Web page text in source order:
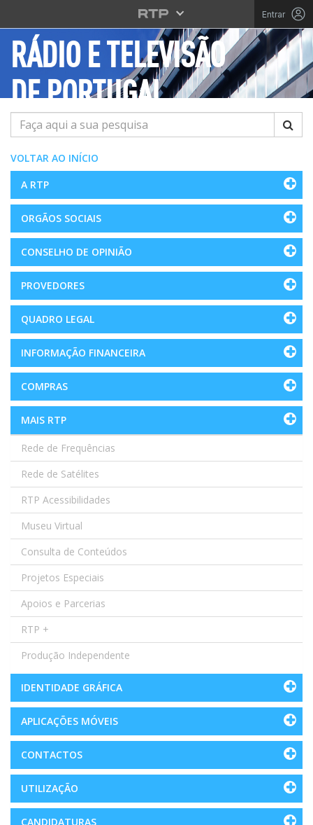
Saltar para o conteúdo principal
Entrar
RÁDIO E TELEVISÃO
DE PORTUGAL
Pesquisar
VOLTAR AO INÍCIO
A RTP
ORGÃOS SOCIAIS
CONSELHO DE OPINIÃO
PROVEDORES
QUADRO LEGAL
INFORMAÇÃO FINANCEIRA
COMPRAS
MAIS RTP
Rede de Frequências
Rede de Satélites
RTP Acessibilidades
Museu Virtual
Consulta de Conteúdos
Projetos Especiais
Apoios e Parcerias
RTP +
Produção Independente
IDENTIDADE GRÁFICA
APLICAÇÕES MÓVEIS
CONTACTOS
UTILIZAÇÃO
CANDIDATURAS